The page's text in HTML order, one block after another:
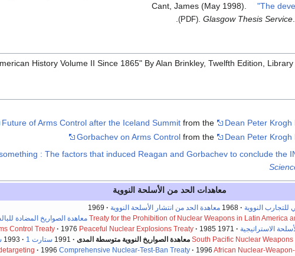
Cant, James (May 1998). "The
(PDF) .Glasgow Thesis Service
.
Future of Arms Control after the Iceland Summitfrom the
Dean Peter Krogh
Gorbachev on Arms Controlfrom the
Dean Peter Krogh
: The factors that induced Reagan and Gorbachev to conclude the
معاهدات الحد من الأسلحة النووية
النووية 1968 معاهدة الحد من انتشار الأسلحة النووية
1969
Treaty for the Prohibition of Nuclear Weapons in Latin America معاهدة الصواريخ المضادة
الاستراتيجية 1971
Control Treaty 1976 Peaceful Nuclear Explosions Treaty
1985
South Pacific Nuclear Weapons معاهدة الصواريخ النووية متوسطة المدى 1991 ستارت 1 1993
1996 Comprehensive Nuclear-Test-Ban Treaty 1996 African Nuclear-